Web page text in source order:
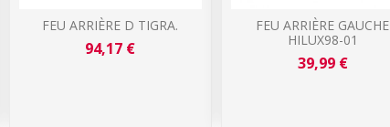
FEU ARRIÈRE D TIGRA.
94,17 €
FEU ARRIÈRE GAUCHE
HILUX98-01
39,99 €